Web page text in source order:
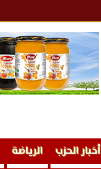
أخبار الحزب الرياضة